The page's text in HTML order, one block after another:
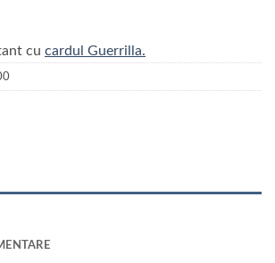
cu cardul Guerrilla.